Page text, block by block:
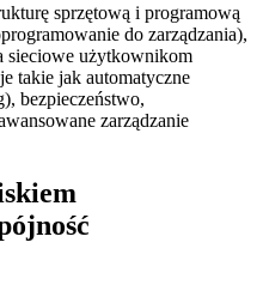
sprzętową i programową
do zarządzania),
sieciowe użytkownikom
takie jak automatyczne
bezpieczeństwo,
zarządzanie